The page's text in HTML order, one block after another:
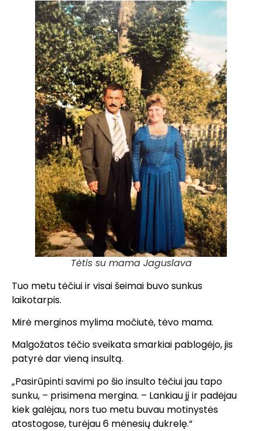
Tėtis su mama Jaguslava
Tuo metu tėčiui ir visai šeimai buvo sunkus
laikotarpis.
Mirė merginos mylima močiutė, tėvo mama.
Malgožatos tėčio sveikata smarkiai pablogėjo, jis
patyrė dar vieną insultą.
„Pasirūpinti savimi po šio insulto tėčiui jau tapo
sunku, – prisimena mergina. – Lankiau jį ir padėjau
kiek galėjau, nors tuo metu buvau motinystės
atostogose, turėjau 6 mėnesių dukrelę.“